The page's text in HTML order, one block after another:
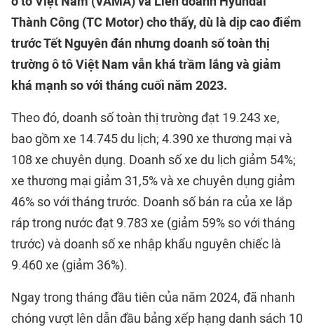
Thành Công (TC Motor) cho thấy, dù là dịp cao điểm
trước Tết Nguyên đán nhưng doanh số toàn thị
trường ô tô Việt Nam vẫn khá trầm lắng và giảm
khá mạnh so với tháng cuối năm 2023.
Theo đó, doanh số toàn thị trường đạt 19.243 xe,
bao gồm xe 14.745 du lịch; 4.390 xe thương mại và
108 xe chuyên dụng. Doanh số xe du lịch giảm 54%;
xe thương mại giảm 31,5% và xe chuyên dụng giảm
46% so với tháng trước. Doanh số bán ra của xe lắp
ráp trong nước đạt 9.783 xe (giảm 59% so với tháng
trước) và doanh số xe nhập khẩu nguyên chiếc là
9.460 xe (giảm 36%).
Ngay trong tháng đầu tiên của năm 2024, đã nhanh
chóng vượt lên dẫn đầu bảng xếp hạng danh sách 10